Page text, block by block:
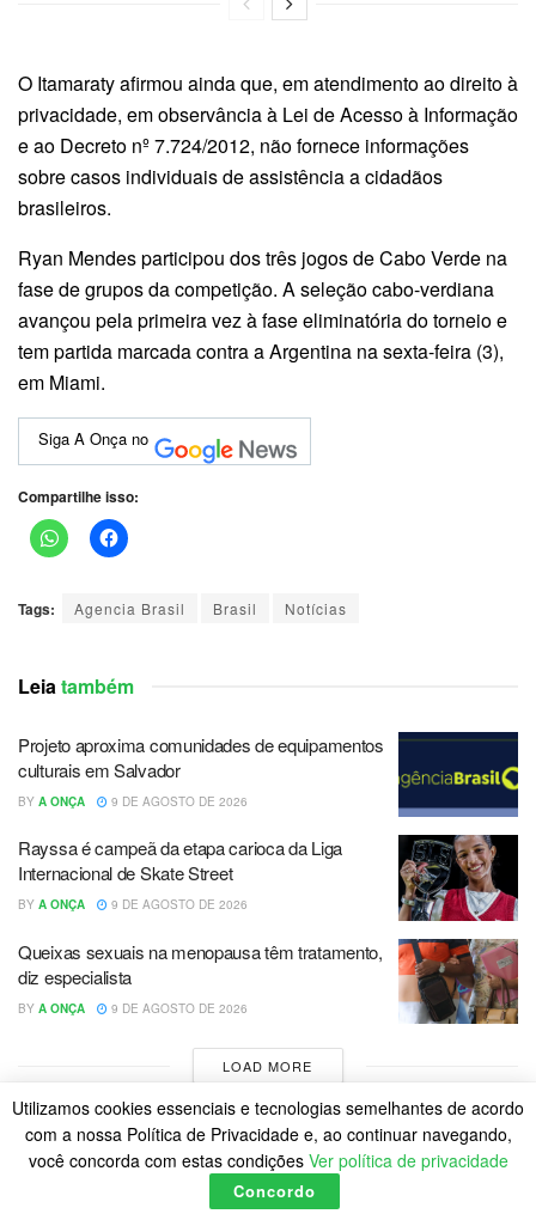
O Itamaraty afirmou ainda que, em atendimento ao direito à
privacidade, em observância à Lei de Acesso à Informação
e ao Decreto nº 7.724/2012, não fornece informações
sobre casos individuais de assistência a cidadãos
brasileiros.
Ryan Mendes participou dos três jogos de Cabo Verde na
fase de grupos da competição. A seleção cabo-verdiana
avançou pela primeira vez à fase eliminatória do torneio e
tem partida marcada contra a Argentina na sexta-feira (3),
em Miami.
Siga A Onça no
Compartilhe isso:
Tags: Agencia Brasil Brasil Notícias
Leia também
Projeto aproxima comunidades de equipamentos
culturais em Salvador
BY A ONÇA 9 DE AGOSTO DE 2026
Rayssa é campeã da etapa carioca da Liga
Internacional de Skate Street
BY A ONÇA 9 DE AGOSTO DE 2026
Queixas sexuais na menopausa têm tratamento,
diz especialista
BY A ONÇA 9 DE AGOSTO DE 2026
LOAD MORE
Utilizamos cookies essenciais e tecnologias semelhantes de acordo
com a nossa Política de Privacidade e, ao continuar navegando,
você concorda com estas condições Ver política de privacidade
Concordo